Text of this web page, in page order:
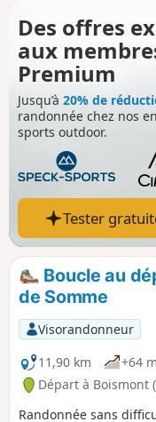
Des offres
aux
Premium
Jusqu’à 20% de
randonnée chez nos
sports outdoor.
Tester
Boucle au
de Somme
Visorandonneur
11,90 km
+64 m
Départ à Boismont
Randonnée sans